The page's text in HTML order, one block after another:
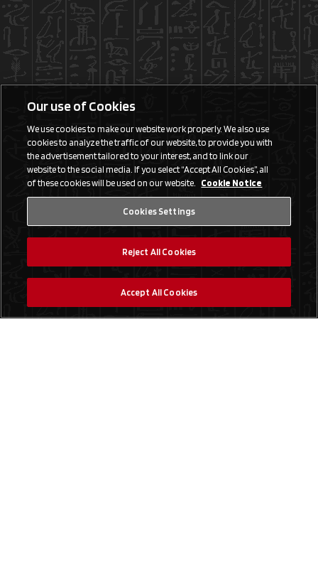
Our use of Cookies
We use cookies to make our website work properly. We also use
cookies to analyze the traffic of our website, to provide you with
the advertisement tailored to your interest, and to link our
website to the social media. If you select “Accept All Cookies”, all
of these cookies will be used on our website. Cookie Notice
Cookies Settings
Reject All Cookies
Accept All Cookies